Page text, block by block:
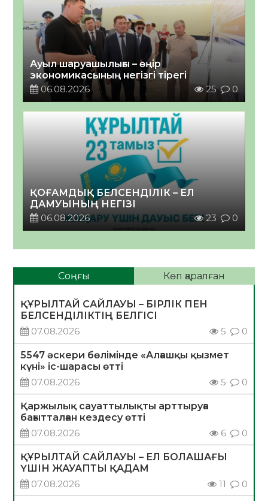
Ауыл шаруашылығы – өңір
экономикасының негізгі тірегі
06.08.2026
25 0
ҚОҒАМДЫҚ БЕЛСЕНДІЛІК – ЕЛ
ДАМУЫНЫҢ НЕГІЗІ
06.08.2026
23 0
Соңғы Көп қаралған
ҚҰРЫЛТАЙ САЙЛАУЫ – БІРЛІК ПЕН
БЕЛСЕНДІЛІКТІҢ БЕЛГІСІ
07.08.2026
5 0
5547 әскери бөлімінде «Алғашқы қызмет
күні» іс-шарасы өтті
07.08.2026
5 0
Қаржылық сауаттылықты арттыруға
бағытталған кездесу өтті
07.08.2026
6 0
ҚҰРЫЛТАЙ САЙЛАУЫ – ЕЛ БОЛАШАҒЫ
ҮШІН ЖАУАПТЫ ҚАДАМ
07.08.2026
11 0